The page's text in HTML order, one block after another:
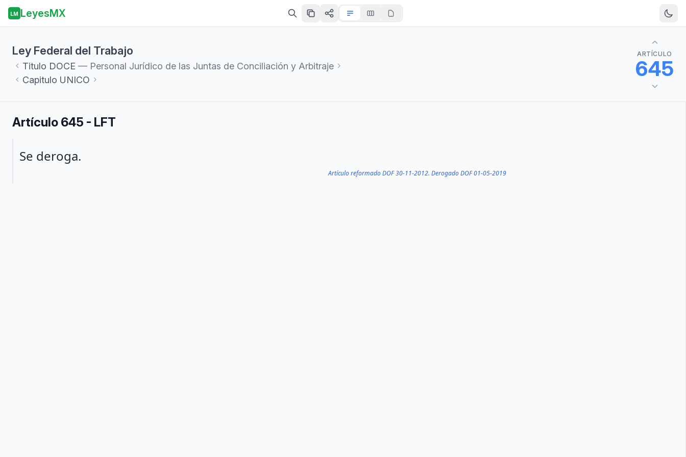
LM LeyesMX
Ley Federal del Trabajo
Titulo DOCE — Personal Jurídico de las Juntas de Conciliación y Arbitraje
Capitulo UNICO
ARTÍCULO
645
Artículo 645 - LFT
Párrafo 1
Se deroga.
Artículo reformado DOF 30-11-2012. Derogado DOF 01-05-2019